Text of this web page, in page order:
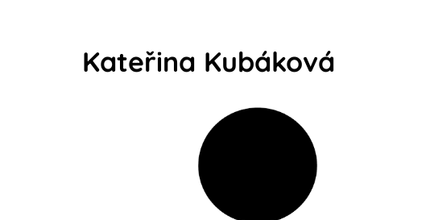
Kateřina Kubáková